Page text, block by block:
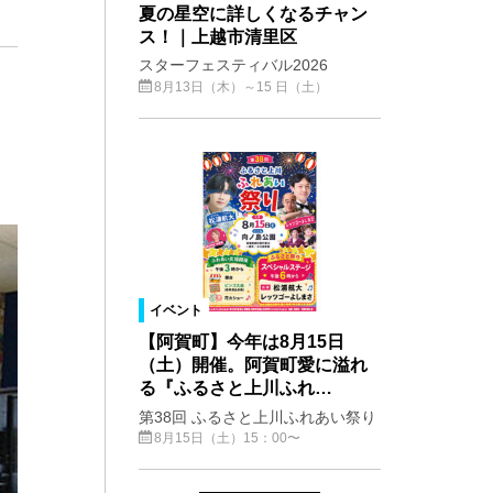
夏の星空に詳しくなるチャン
ス！｜上越市清里区
スターフェスティバル2026
8月13日（木）～15 日（土）
イベント
【阿賀町】今年は8月15日
（土）開催。阿賀町愛に溢れ
る『ふるさと上川ふれ…
第38回 ふるさと上川ふれあい祭り
8月15日（土）15：00〜